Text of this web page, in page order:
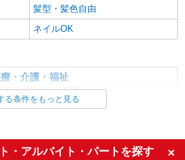
紹介予定派遣
会社 メディカルケア事業部/博多オフィ
無資格OKの介護スタッフ
1,300円〜1,400円 ★週払いOK（規定あ
※給与幅は経験・能力による
福岡市東区 【最寄駅】JR香椎線「西戸
地をお選び下さい！！詳細を見る
髪型・髪色自由
ネイルOK
・介護・福祉
ミドル（40代～）活躍中
る条件をもっと見る
・アルバイト・パートを探す